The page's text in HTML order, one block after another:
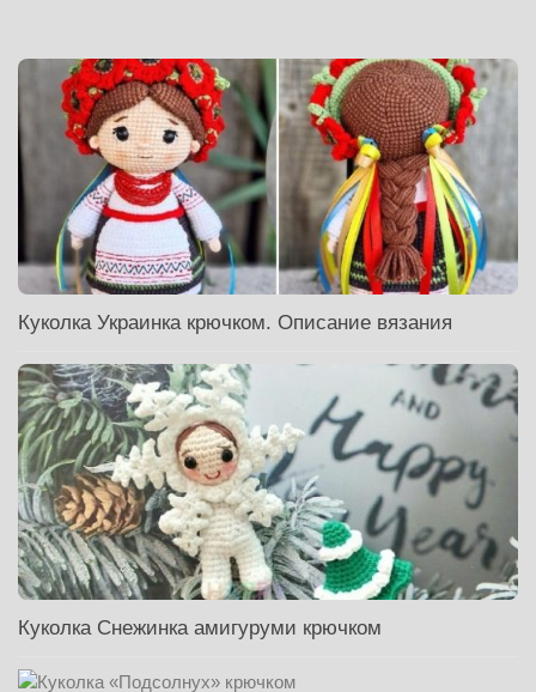
Куколка Украинка крючком. Описание вязания
Куколка Снежинка амигуруми крючком